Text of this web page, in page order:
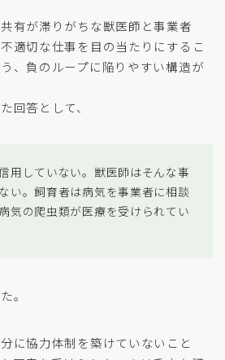
有が滞りがちな獣医師と事業者
適切な仕事を目の当たりにするこ
、負のループに陥りやすい構造が
回答として、
用していない。獣医師はそんな事
い。飼育者は病気を事業者に相談
気の爬虫類が医療を受けられてい
。
に協力体制を築けていないこと